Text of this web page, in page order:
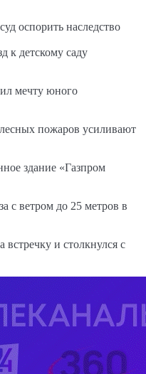
оспорить наследство
к детскому саду
мечту юного
пожаров усиливают
здание «Газпром
с ветром до 25 метров в
и столкнулся с